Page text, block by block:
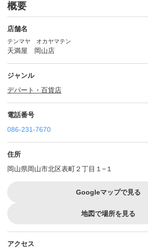
概要
店舗名
テンマヤ オカヤマテン
天満屋 岡山店
ジャンル
デパート・百貨店
電話番号
086-231-7670
住所
岡山県岡山市北区表町２丁目１−１
Googleマップで見る
地図で場所を見る
アクセス